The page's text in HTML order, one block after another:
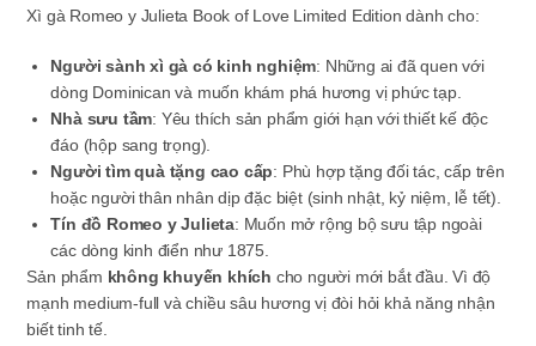
Xì gà Romeo y Julieta Book of Love Limited Edition dành cho:
Người sành xì gà có kinh nghiệm: Những ai đã quen với
dòng Dominican và muốn khám phá hương vị phức tạp.
Nhà sưu tầm: Yêu thích sản phẩm giới hạn với thiết kế độc
đáo (hộp sang trọng).
Người tìm quà tặng cao cấp: Phù hợp tặng đối tác, cấp trên
hoặc người thân nhân dịp đặc biệt (sinh nhật, kỷ niệm, lễ tết).
Tín đồ Romeo y Julieta: Muốn mở rộng bộ sưu tập ngoài
các dòng kinh điển như 1875.
Sản phẩm không khuyến khích cho người mới bắt đầu. Vì độ
mạnh medium-full và chiều sâu hương vị đòi hỏi khả năng nhận
biết tinh tế.